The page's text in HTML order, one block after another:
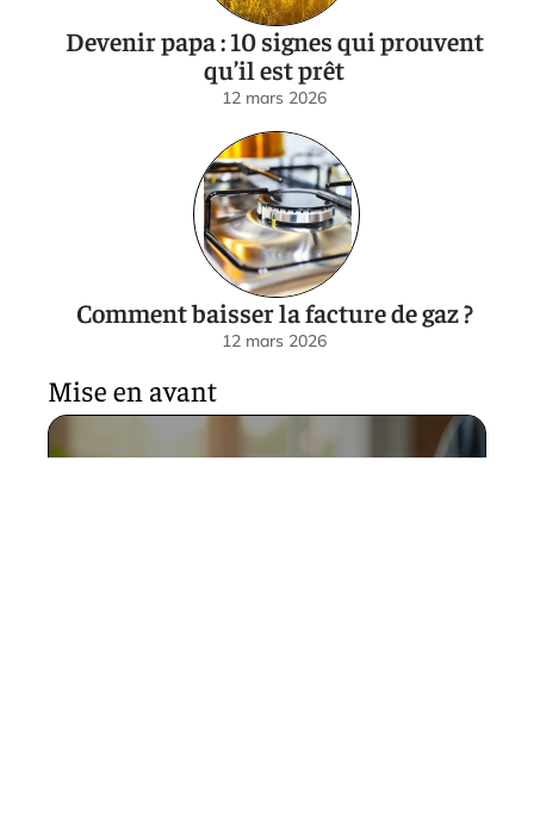
Devenir papa : 10 signes qui prouvent
qu’il est prêt
12 mars 2026
Comment baisser la facture de gaz ?
12 mars 2026
Mise en avant